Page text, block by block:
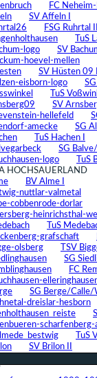
FC Neheim-
SV Affeln I
FSG Ruhrtal II
TuS
SV
SV Hüsten 09 II
TuS
SV
SG
TuS Hachen I
SG
TuS
HOCHSAUERLAND
BV Alme I
TuS
TSV
SG
FC
SG Berge/Calle/
TuS
SV Brilon II